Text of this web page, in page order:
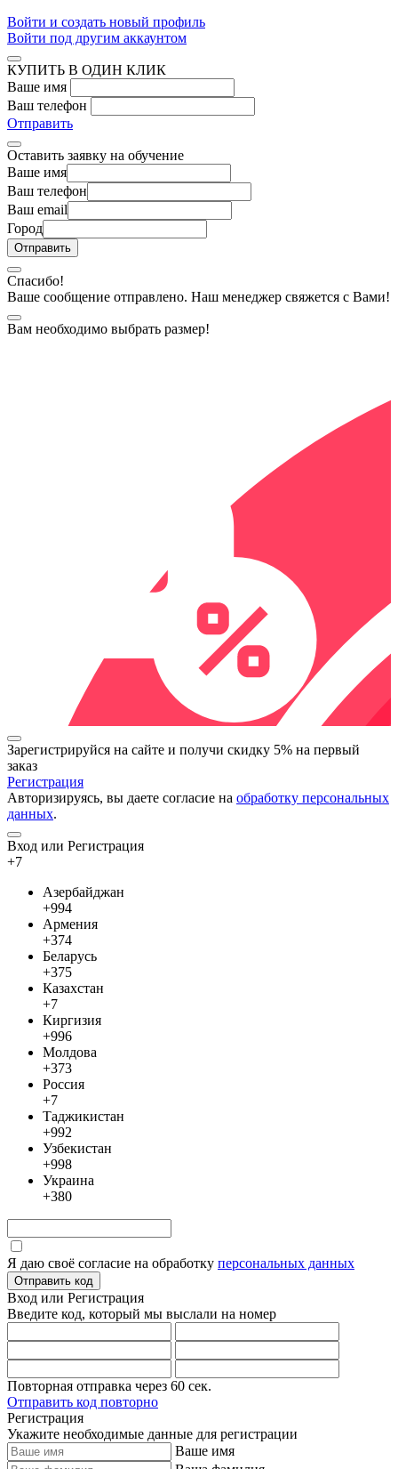
Войти и создать новый профиль
Войти под другим аккаунтом
КУПИТЬ В ОДИН КЛИК
Ваше имя
Ваш телефон
Отправить
Оставить заявку на обучение
Ваше имя
Ваш телефон
Ваш email
Город
Спасибо!
Ваше сообщение отправлено. Наш менеджер свяжется с Вами!
Вам необходимо выбрать размер!
Зарегистрируйся на сайте и получи скидку 5% на первый
заказ
Регистрация
Авторизируясь, вы даете согласие на обработку персональных
данных.
Вход или Регистрация
+7
Азербайджан
+994
Армения
+374
Беларусь
+375
Казахстан
+7
Киргизия
+996
Молдова
+373
Россия
+7
Таджикистан
+992
Узбекистан
+998
Украина
+380
Я даю своё согласие на обработку персональных данных
Отправить код
Вход или Регистрация
Введите код, который мы выслали на номер
Повторная отправка через 60 сек.
Отправить код повторно
Регистрация
Укажите необходимые данные для регистрации
Ваше имя